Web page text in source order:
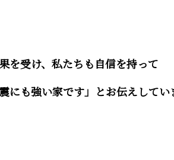
を受け、私たちも自信を持って
にも強い家です」とお伝えしてい